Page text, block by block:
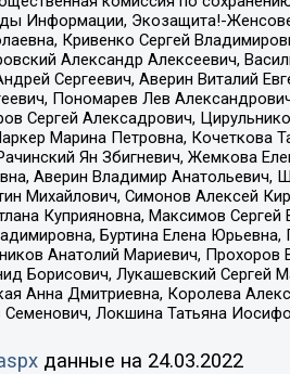
Информации, Экозащита!-
Кривенко Сергей
Александр Алексеевич,
Сергеевич, Аверин Виталий
Пономарев Лев
Сергей Алексадрович,
Марина Петровна, Кочеткова
Ян Збигневич, Жемкова
Аверин Владимир
Михайлович, Симонов Алексей
Куприяновна, Максимов
Буртина Елена
Анатолий Мариевич,
Борисович, Лукашевский
Анна Дмитриевна, Королева
Локшина Татьяна
данные на 24.03.2022